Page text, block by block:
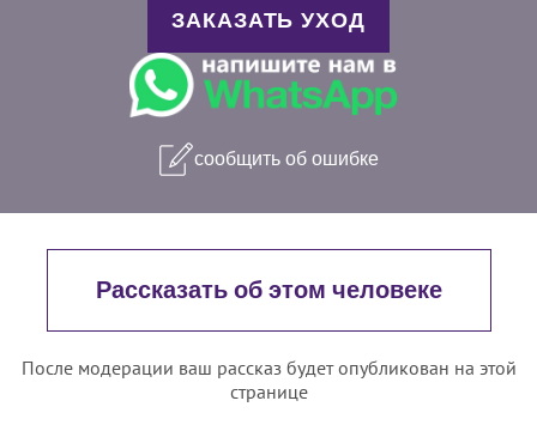
ЗАКАЗАТЬ УХОД
сообщить об ошибке
Рассказать об этом человеке
После модерации ваш рассказ будет опубликован на этой
странице